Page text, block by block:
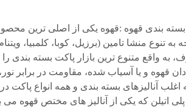
بندی قهوه :قهوه یکی از اصلی ترین
به تنوع منشا تامین (برزیل، کوبا، کلمبیا،
به واقع متنوع ترین بازار پاکت بسته
قهوه و یا آسیاب شده، مقاومت در برابر
آنالیزهای بسته بندی و همه انواع پاکت
پلی اتیلن که یکی از آنالیز های مختص